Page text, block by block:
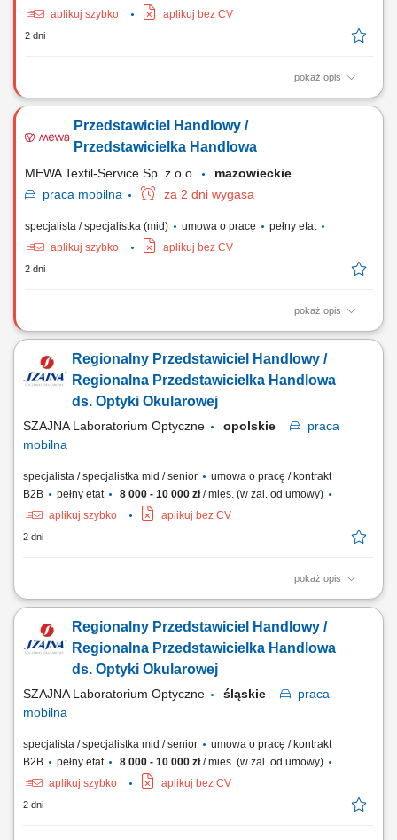
aplikuj szybko aplikuj bez CV
2 dni
pokaż opis
Zadania: Aktywne budowanie bazy klientów biznesowych w podległym
portfela zleceń. Samodzielne planowanie działań i strategiczne
zarządzanie sprzedażą na powierzonym terenie.
Przedstawiciel Handlowy /
Przedstawicielka Handlowa
MEWA Textil-Service Sp. z o.o.
mazowieckie
praca mobilna za 2 dni wygasa
specjalista / specjalistka (mid) umowa o pracę
pełny etat
aplikuj szybko
aplikuj bez CV
2 dni
pokaż opis
Zadania: Aktywne budowanie bazy klientów biznesowych w podległym
portfela zleceń. Samodzielne planowanie działań i strategiczne
zarządzanie sprzedażą na powierzonym terenie.
Regionalny Przedstawiciel Handlowy /
Regionalna Przedstawicielka Handlowa
ds. Optyki Okularowej
SZAJNA Laboratorium Optyczne opolskie
praca
mobilna
specjalista / specjalistka mid / senior
umowa o pracę / kontrakt
B2B
pełny etat 8 000 - 10 000 zł/ mies. (w zal. od umowy)
aplikuj szybko
aplikuj bez CV
2 dni
pokaż opis
Opis stanowiska Utrzymywanie stałego kontaktu z dotychczasowymi
klientów w regionie. Wykonywanie zadań sprzedażowych zgodnie z
przyjętą polityką finansową przedsiębiorstwa. Analiza potencjału
regionu i dopasowywanie działań...
Regionalny Przedstawiciel Handlowy /
Regionalna Przedstawicielka Handlowa
ds. Optyki Okularowej
SZAJNA Laboratorium Optyczne śląskie
praca
mobilna
specjalista / specjalistka mid / senior
umowa o pracę / kontrakt
B2B
pełny etat 8 000 - 10 000 zł/ mies. (w zal. od umowy)
aplikuj szybko
aplikuj bez CV
2 dni